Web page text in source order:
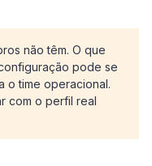
não têm. O que
pode se
o time operacional.
com o perfil real